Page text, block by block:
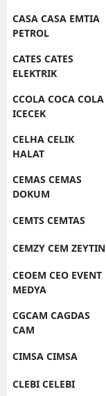
CASA CASA EMTIA
PETROL
CATES CATES
ELEKTRIK
CCOLA COCA COLA
ICECEK
CELHA CELIK
HALAT
CEMAS CEMAS
DOKUM
CEMTS CEMTAS
CEMZY CEM ZEYTIN
CEOEM CEO EVENT
MEDYA
CGCAM CAGDAS
CAM
CIMSA CIMSA
CLEBI CELEBI